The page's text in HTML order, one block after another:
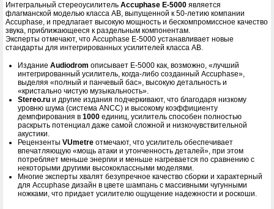
Интегральный стереоусилительAccuphase E-5000 является
флагманской моделью класса AB, выпущенной к 50-летию компании
Accuphase, и предлагает высокую мощность и бескомпромиссное качество
звука, приближающееся к раздельным компонентам.
Эксперты отмечают, что Accuphase E-5000 устанавливает новые
стандарты для интегрированных усилителей класса AB.
ИзданиеAudiodrom описывает E-5000 как, возможно, «лучший
интегрированный усилитель, когда-либо созданный Accuphase»,
выделяя «полный и панчевый бас», высокую детальность и
«кристально чистую музыкальность».
Stereo.ru и другие издания подчеркивают, что благодаря низкому
уровню шума (система ANCC) и высокому коэффициенту
демпфирования в1000 единиц, усилитель способен полностью
раскрыть потенциал даже самой сложной и низкочувствительной
акустики.
РецензентыVUmetre отмечают, что усилитель обеспечивает
впечатляющую «мощь атаки и утонченность деталей», при этом
потребляет меньше энергии и меньше нагревается по сравнению с
некоторыми другими высококлассными моделями.
Многие эксперты хвалят безупречное качество сборки и характерный
для Accuphase дизайн в цвете шампань с массивными чугунными
ножками, что придает усилителю ощущение надежности и роскоши.